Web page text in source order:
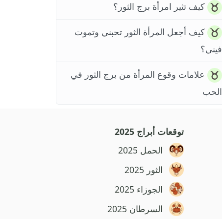
كيف تثير امرأة برج الثور؟
كيف أجعل المرأة الثور تحبني وتموت
فيني؟
علامات وقوع المرأة من برج الثور في
الحب
توقعات أبراج 2025
الحمل 2025
الثور 2025
الجوزاء 2025
السرطان 2025